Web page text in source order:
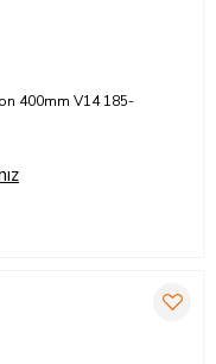
400mm V14 185-